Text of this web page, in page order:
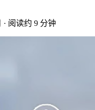
· 阅读约 9 分钟